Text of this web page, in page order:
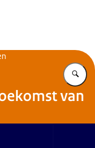
van